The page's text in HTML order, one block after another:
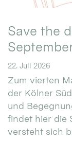
Save the
22. Juli 2026
Zum vierten
der Kölner
und
findet hier die
versteht sich